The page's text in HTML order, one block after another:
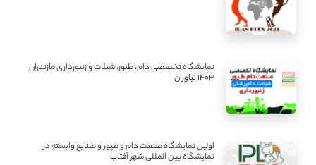
نمایشگاه تخصصی دام، طیور، شیلات و زنبورداری مازندران
1403 نیاوران
اولین نمایشگاه صنعت دام و طیور و صنایع وابسته در
نمایشگاه بین المللی شهر آفتاب